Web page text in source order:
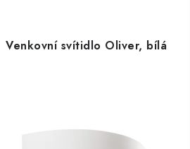
Venkovní svítidlo Oliver, bílá